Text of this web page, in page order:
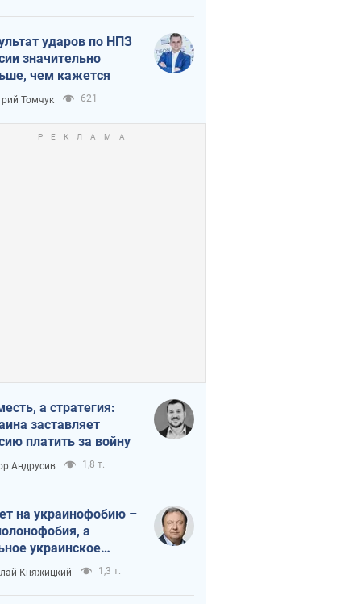
ударов по НПЗ
значительно
чем кажется
Томчук 621
а стратегия:
заставляет
платить за войну
Андрусив 1,8 т.
на украинофобию –
а
украинское
Княжицкий 1,3 т.